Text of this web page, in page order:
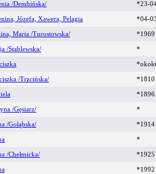
/Dembińska/ *23-
Józefa, Xawera, Pelagia *04-
Maria /Turostowska/ *1969
/Stablewska/ *
/Trzcińska/ *1810
*1896
/Gęsiarz/ *
/Gołąbska/ *1914
*
/Chełmicka/ *1925
*1992